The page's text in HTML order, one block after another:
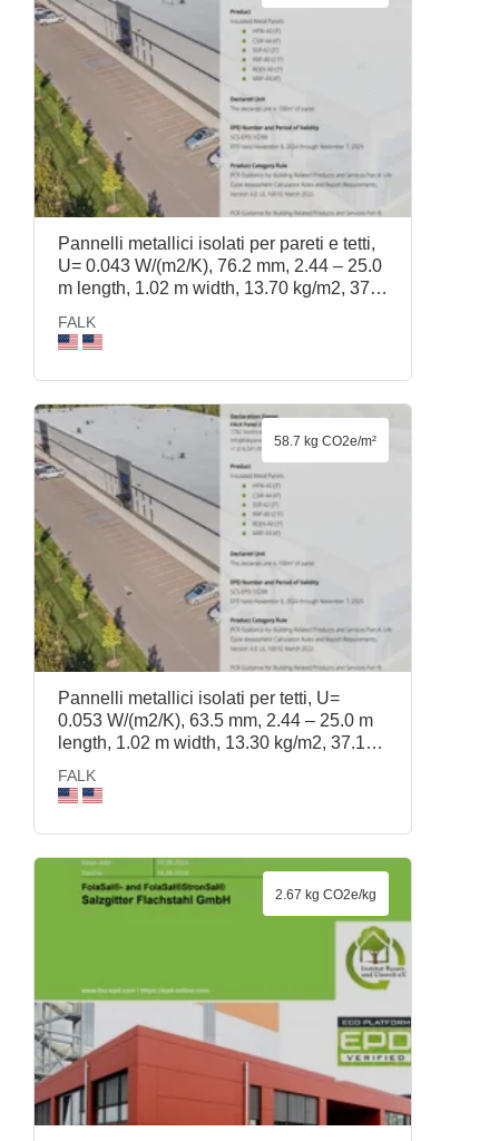
Pannelli metallici isolati per pareti e tetti,
U= 0.043 W/(m2/K), 76.2 mm, 2.44 – 25.0
m length, 1.02 m width, 13.70 kg/m2, 37.1
FALK
Pannelli metallici isolati per tetti, U=
0.053 W/(m2/K), 63.5 mm, 2.44 – 25.0 m
length, 1.02 m width, 13.30 kg/m2, 37.1
FALK
58.7 kg CO2e/m²
2.67 kg CO2e/kg